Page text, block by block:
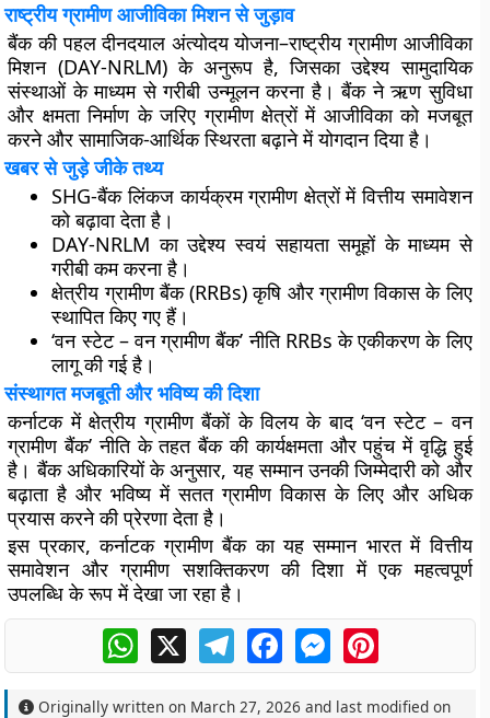
राष्ट्रीय ग्रामीण आजीविका मिशन से जुड़ाव
बैंक की पहल दीनदयाल अंत्योदय योजना–राष्ट्रीय ग्रामीण आजीविका
मिशन (DAY-NRLM) के अनुरूप है, जिसका उद्देश्य सामुदायिक
संस्थाओं के माध्यम से गरीबी उन्मूलन करना है। बैंक ने ऋण सुविधा
और क्षमता निर्माण के जरिए ग्रामीण क्षेत्रों में आजीविका को मजबूत
करने और सामाजिक-आर्थिक स्थिरता बढ़ाने में योगदान दिया है।
खबर से जुड़े जीके तथ्य
SHG-बैंक लिंकज कार्यक्रम ग्रामीण क्षेत्रों में वित्तीय समावेशन
को बढ़ावा देता है।
DAY-NRLM का उद्देश्य स्वयं सहायता समूहों के माध्यम से
गरीबी कम करना है।
क्षेत्रीय ग्रामीण बैंक (RRBs) कृषि और ग्रामीण विकास के लिए
स्थापित किए गए हैं।
‘वन स्टेट – वन ग्रामीण बैंक’ नीति RRBs के एकीकरण के लिए
लागू की गई है।
संस्थागत मजबूती और भविष्य की दिशा
कर्नाटक में क्षेत्रीय ग्रामीण बैंकों के विलय के बाद ‘वन स्टेट – वन
ग्रामीण बैंक’ नीति के तहत बैंक की कार्यक्षमता और पहुंच में वृद्धि हुई
है। बैंक अधिकारियों के अनुसार, यह सम्मान उनकी जिम्मेदारी को और
बढ़ाता है और भविष्य में सतत ग्रामीण विकास के लिए और अधिक
प्रयास करने की प्रेरणा देता है।
इस प्रकार, कर्नाटक ग्रामीण बैंक का यह सम्मान भारत में वित्तीय
समावेशन और ग्रामीण सशक्तिकरण की दिशा में एक महत्वपूर्ण
उपलब्धि के रूप में देखा जा रहा है।
WhatsApp
X TelegramFacebookMessengerPinterest
Originally written on March 27, 2026 and last modified on